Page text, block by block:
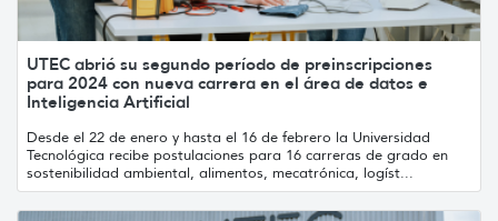
UTEC abrió su segundo período de preinscripciones
para 2024 con nueva carrera en el área de datos e
Inteligencia Artificial
Desde el 22 de enero y hasta el 16 de febrero la Universidad
Tecnológica recibe postulaciones para 16 carreras de grado en
sostenibilidad ambiental, alimentos, mecatrónica, logíst...